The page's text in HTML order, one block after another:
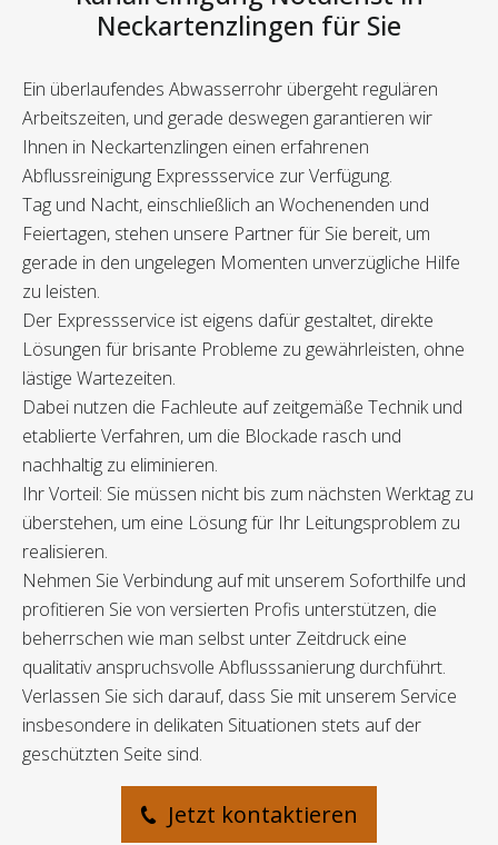
Neckartenzlingen für Sie
Ein überlaufendes Abwasserrohr übergeht regulären
Arbeitszeiten, und gerade deswegen garantieren wir
Ihnen in Neckartenzlingen einen erfahrenen
Abflussreinigung Expressservice zur Verfügung.
Tag und Nacht, einschließlich an Wochenenden und
Feiertagen, stehen unsere Partner für Sie bereit, um
gerade in den ungelegen Momenten unverzügliche Hilfe
zu leisten.
Der Expressservice ist eigens dafür gestaltet, direkte
Lösungen für brisante Probleme zu gewährleisten, ohne
lästige Wartezeiten.
Dabei nutzen die Fachleute auf zeitgemäße Technik und
etablierte Verfahren, um die Blockade rasch und
nachhaltig zu eliminieren.
Ihr Vorteil: Sie müssen nicht bis zum nächsten Werktag zu
überstehen, um eine Lösung für Ihr Leitungsproblem zu
realisieren.
Nehmen Sie Verbindung auf mit unserem Soforthilfe und
profitieren Sie von versierten Profis unterstützen, die
beherrschen wie man selbst unter Zeitdruck eine
qualitativ anspruchsvolle Abflusssanierung durchführt.
Verlassen Sie sich darauf, dass Sie mit unserem Service
insbesondere in delikaten Situationen stets auf der
geschützten Seite sind.
Jetzt kontaktieren